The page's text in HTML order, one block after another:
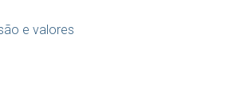
e valores